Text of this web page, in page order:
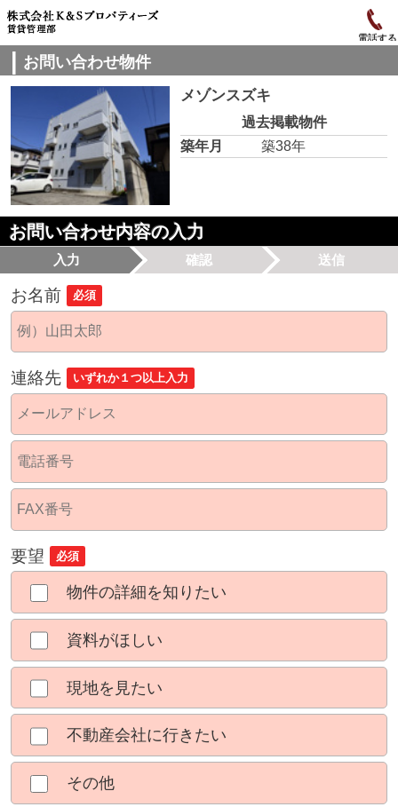
電話する
お問い合わせ物件
メゾンスズキ
過去掲載物件
築年月
築38年
お問い合わせ内容の入力
入力 確認 送信
お名前 必須
連絡先 いずれか１つ以上入力
要望 必須
物件の詳細を知りたい
資料がほしい
現地を見たい
不動産会社に行きたい
その他